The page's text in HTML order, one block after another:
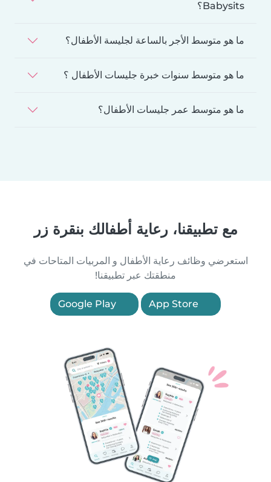
Babysits؟
ما هو متوسط الأجر بالساعة لجليسة الأطفال؟
ما هو متوسط سنوات خبرة جليسات الأطفال ؟
ما هو متوسط عمر جليسات الأطفال؟
مع تطبيقنا، رعاية أطفالك بنقرة زر
استعرضي وظائف رعاية الأطفال و المربيات المتاحات في
منطقتك عبر تطبيقنا!